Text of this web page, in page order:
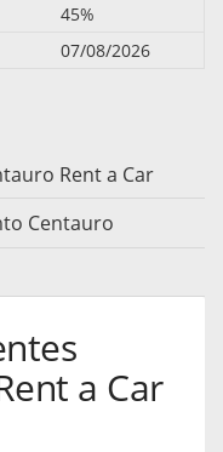
45%
07/08/2026
Rent a Car
Centauro
a Car